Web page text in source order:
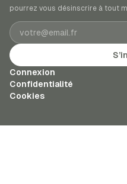
pourrez vous désinscrire à tout
Adresse e-mail
Connexion
Confidentialité
Cookies